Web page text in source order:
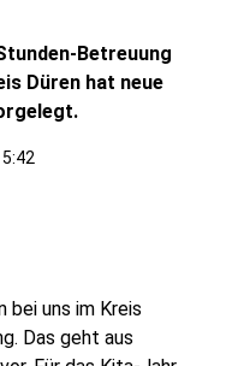
Betreuung
Düren hat neue
bei uns im Kreis
Das geht aus